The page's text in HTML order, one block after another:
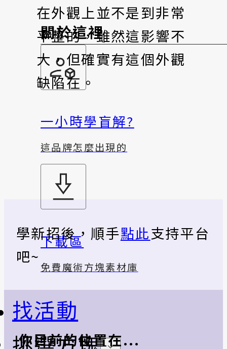
關於這裡
一小時學盲解?
這品牌怎麼出現的
下載區
免費魔術方塊素材庫
找活動
在外觀上並不是到非常
平整的，雖然這影響不
大，但確實有這個外觀
缺陷在。
學新招後，順手點此支持平台
吧~
你目前的位置在...